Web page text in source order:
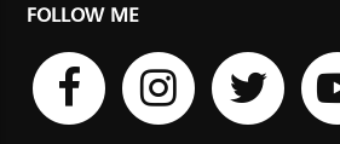
FOLLOW ME